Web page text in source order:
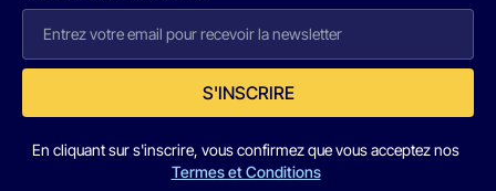
S'INSCRIRE
En cliquant sur s'inscrire, vous confirmez que vous acceptez nos
Termes et Conditions